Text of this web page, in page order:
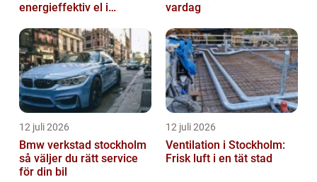
energieffektiv el i
vardag
12 juli 2026
Bmw verkstad stockholm
så väljer du rätt service
för din bil
12 juli 2026
Ventilation i Stockholm:
Frisk luft i en tät stad